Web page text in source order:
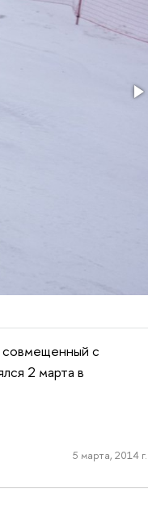
совмещенный с
2 марта в
5 марта, 2014 г.